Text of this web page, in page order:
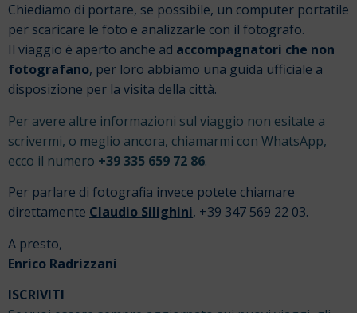
Chiediamo di portare, se possibile, un computer portatile
per scaricare le foto e analizzarle con il fotografo.
Il viaggio è aperto anche ad accompagnatori che non
fotografano, per loro abbiamo una guida ufficiale a
disposizione per la visita della città.
Per avere altre informazioni sul viaggio non esitate a
scrivermi, o meglio ancora, chiamarmi con WhatsApp,
ecco il numero +39 335 659 72 86.
Per parlare di fotografia invece potete chiamare
direttamente Claudio Silighini, +39 347 569 22 03.
A presto,
Enrico Radrizzani
ISCRIVITI